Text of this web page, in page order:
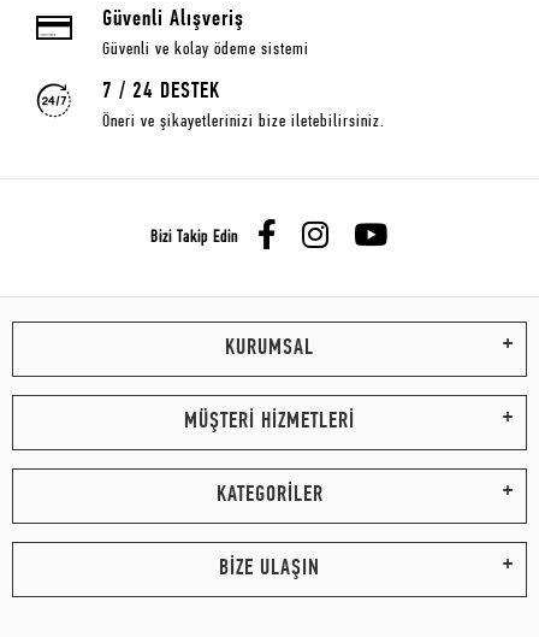
Güvenli Alışveriş
Güvenli ve kolay ödeme sistemi
7 / 24 DESTEK
Öneri ve şikayetlerinizi bize iletebilirsiniz.
Bizi Takip Edin
KURUMSAL
MÜŞTERİ HİZMETLERİ
KATEGORİLER
BİZE ULAŞIN